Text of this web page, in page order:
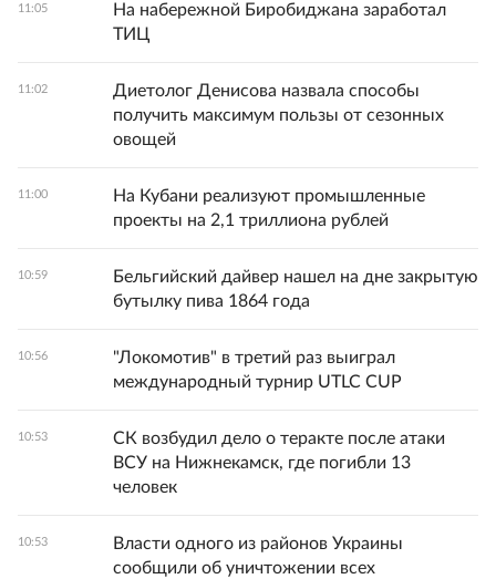
11:05
На набережной Биробиджана заработал
ТИЦ
11:02
Диетолог Денисова назвала способы
получить максимум пользы от сезонных
овощей
11:00
На Кубани реализуют промышленные
проекты на 2,1 триллиона рублей
10:59
Бельгийский дайвер нашел на дне закрытую
бутылку пива 1864 года
10:56
"Локомотив" в третий раз выиграл
международный турнир UTLC CUP
10:53
СК возбудил дело о теракте после атаки
ВСУ на Нижнекамск, где погибли 13
человек
10:53
Власти одного из районов Украины
сообщили об уничтожении всех